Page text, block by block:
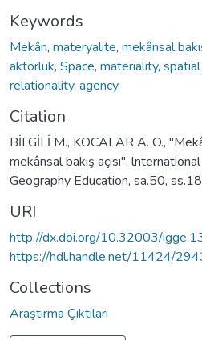
Keywords
Mekân, materyalite, mekânsal
aktörlük, Space, materiality,
relationality, agency
Citation
BİLGİLİ M., KOCALAR A. O.,
mekânsal bakış açısı",
Geography Education, sa.50,
URI
http://dx.doi.org/10.32003/
https://hdl.handle.net/11424/
Collections
Araştırma Çıktıları